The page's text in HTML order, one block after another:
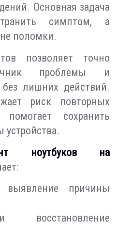
Основная задача
симптом, а
поломки.
позволяет точно
проблемы и
лишних действий.
риск повторных
помогает сохранить
ноутбуков на
выявление причины